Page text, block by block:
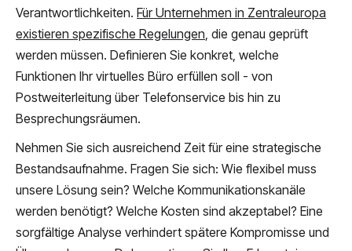
Verantwortlichkeiten. Für Unternehmen in Zentraleuropa
existieren spezifische Regelungen, die genau geprüft
werden müssen. Definieren Sie konkret, welche
Funktionen Ihr virtuelles Büro erfüllen soll - von
Postweiterleitung über Telefonservice bis hin zu
Besprechungsräumen.
Nehmen Sie sich ausreichend Zeit für eine strategische
Bestandsaufnahme. Fragen Sie sich: Wie flexibel muss
unsere Lösung sein? Welche Kommunikationskanäle
werden benötigt? Welche Kosten sind akzeptabel? Eine
sorgfältige Analyse verhindert spätere Kompromisse und